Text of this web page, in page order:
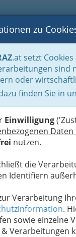
BLOGS F
zu
.at setzt
sind
oder
finden Sie in
Einwilligung
nutzen.
die
Identifiern
Verarbeitung
.
sowie einzelne
& Verarbeitungen
& Handwerk, Gliederung